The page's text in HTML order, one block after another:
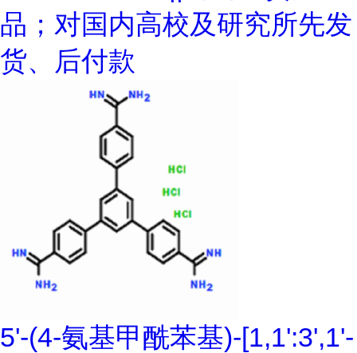
品；对国内高校及研究所先发
货、后付款
5'-(4-氨基甲酰苯基)-[1,1':3',1'-